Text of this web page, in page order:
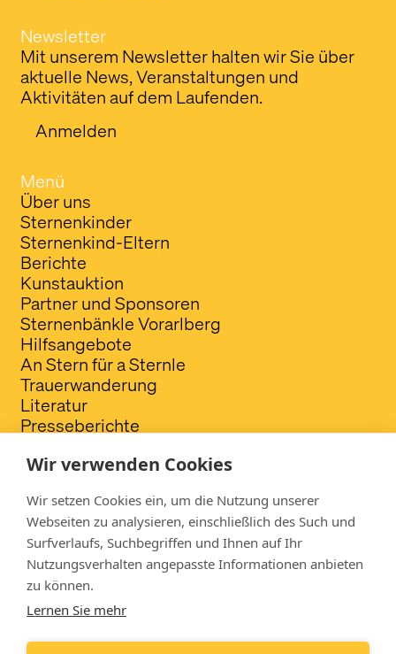
Newsletter
Mit unserem Newsletter halten wir Sie über
aktuelle News, Veranstaltungen und
Aktivitäten auf dem Laufenden.
Anmelden
Menü
Über uns
Sternenkinder
Sternenkind-Eltern
Berichte
Kunstauktion
Partner und Sponsoren
Sternenbänkle Vorarlberg
Hilfsangebote
An Stern für a Sternle
Trauerwanderung
Literatur
Presseberichte
Spendenkonto
VergissMichNicht - Verein für Sternenkinder
Fotografie
Raiffeisenbank im Walgau
IBAN: AT72 3745 8000 0436 1135
Folgen Sie uns
Wir verwenden Cookies
Wir setzen Cookies ein, um die Nutzung unserer
Webseiten zu analysieren, einschließlich des Such und
Surfverlaufs, Suchbegriffen und Ihnen auf Ihr
Nutzungsverhalten angepasste Informationen anbieten
zu können.
Lernen Sie mehr